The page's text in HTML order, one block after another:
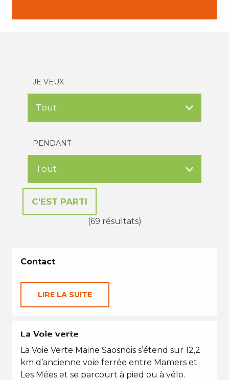
JE VEUX
PENDANT
(69 résultats)
Contact
LIRE LA SUITE
PETITES VACANCES
La Voie verte
La Voie Verte Maine Saosnois s’étend sur 12,2
km d’ancienne voie ferrée entre Mamers et
Les Mées et se parcourt à pied ou à vélo.